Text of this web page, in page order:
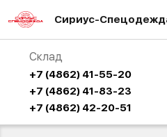
Сириус-
Склад
+7 (4862) 41-55-20
+7 (4862) 41-83-23
+7 (4862) 42-20-51